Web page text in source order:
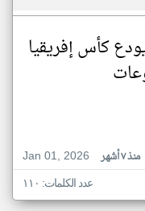
كأس إفريقيا
Jan 01, 2026
منذ ٧ أشهر
عدد الكلمات: ١١٠